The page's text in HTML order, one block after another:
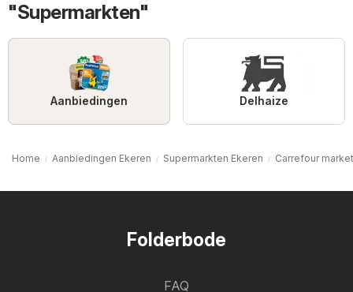
"Supermarkten"
Aanbiedingen Delhaize
Home Aanbiedingen Ekeren Supermarkten Ekeren Carrefour
Folderbode
FAQ